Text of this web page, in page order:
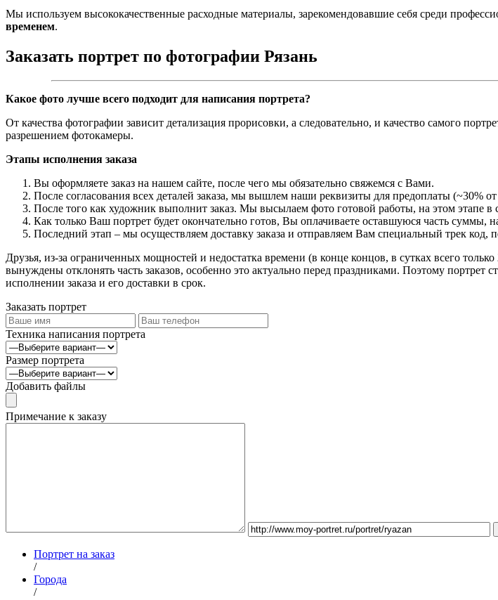
Мы используем высококачественные расходные материалы, зарекомендовавшие себя среди
временем.
Заказать портрет по фотографии Рязань
Какое фото лучше всего подходит для написания портрета?
От качества фотографии зависит детализация прорисовки, а следовательно, и качество самого
разрешением фотокамеры.
Этапы исполнения заказа
Вы оформляете заказ на нашем сайте, после чего мы обязательно свяжемся с Вами.
После согласования всех деталей заказа, мы вышлем наши реквизиты для предоплаты (~30%
После того как художник выполнит заказ. Мы высылаем фото готовой работы, на этом этапе
Как только Ваш портрет будет окончательно готов, Вы оплачиваете оставшуюся часть
Последний этап – мы осуществляем доставку заказа и отправляем Вам специальный трек код,
Друзья, из-за ограниченных мощностей и недостатка времени (в конце концов, в сутках всего
вынуждены отклонять часть заказов, особенно это актуально перед праздниками. Поэтому портрет
исполнении заказа и его доставки в срок.
Заказать портрет
Техника написания портрета
Размер портрета
Добавить файлы
Примечание к заказу
Портрет на заказ
/
Города
/